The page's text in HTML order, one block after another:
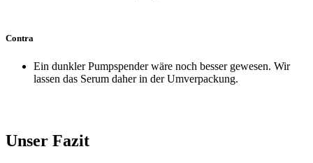
Contra
Ein dunkler Pumpspender wäre noch besser gewesen. Wir
lassen das Serum daher in der Umverpackung.
Unser Fazit